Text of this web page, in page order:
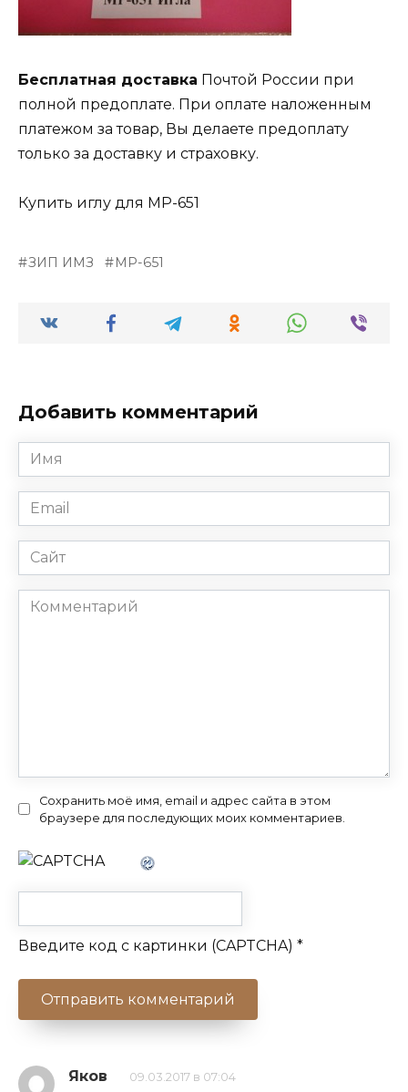
Бесплатная доставка Почтой России при
полной предоплате. При оплате наложенным
платежом за товар, Вы делаете предоплату
только за доставку и страховку.
Купить иглу для МР-651
ЗИП ИМЗ МР-651
Добавить комментарий
Имя
*
Email
*
Сайт
Комментарий
Сохранить моё имя, email и адрес сайта в этом
браузере для последующих моих комментариев.
Введите код с картинки (CAPTCHA) *
Яков 09.03.2017 в 07:04